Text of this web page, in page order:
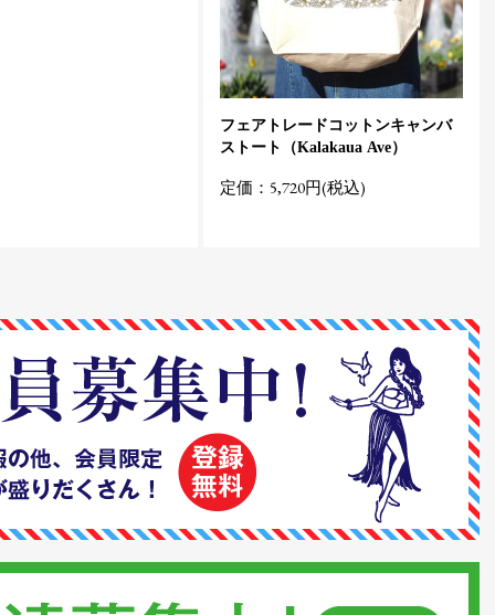
フェアトレードコットンキャンバ
ストート（Kalakaua Ave）
定価：5,720円(税込)